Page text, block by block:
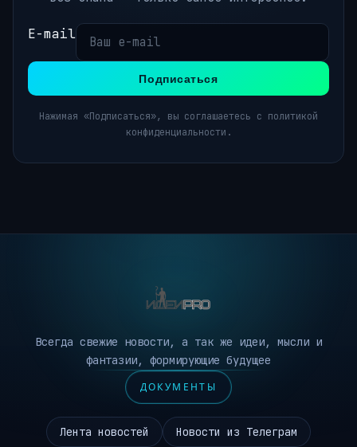
E-mail
Подписаться
Нажимая «Подписаться», вы соглашаетесь с политикой
конфиденциальности.
Всегда свежие новости, а так же идеи, мысли и
фантазии, формирующие будущее
ДОКУМЕНТЫ
Лента новостей Новости из Телеграм